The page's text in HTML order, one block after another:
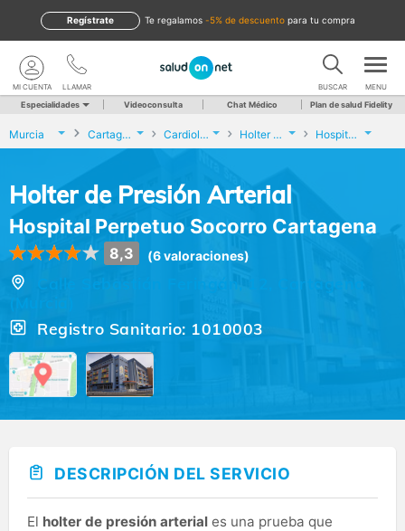
te regalamos -5% de descuento para tu compra
Regístrate
LLAMAR
MI CUENTA BUSCAR MENU
Especialidades Videoconsulta Chat Médico Plan de salud Fidelity
Murcia Cartagena Cardiología Holter de Presión Arterial Hospital Perpetuo Socorro Cartagena
Holter de Presión Arterial
Hospital Perpetuo Socorro Cartagena
8,3 (6 valoraciones)
Registro Sanitario: 1010003
DESCRIPCIÓN DEL SERVICIO
El holter de presión arterial es una prueba que